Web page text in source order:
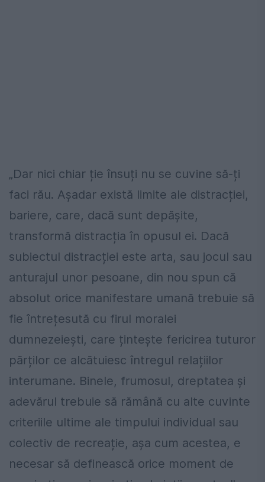
„Dar nici chiar ție însuți nu se cuvine să-ți
faci rău. Așadar există limite ale distracției,
bariere, care, dacă sunt depășite,
transformă distracția în opusul ei. Dacă
subiectul distracției este arta, sau jocul sau
anturajul unor pesoane, din nou spun că
absolut orice manifestare umană trebuie să
fie întrețesută cu firul moralei
dumnezeiești, care țintește fericirea tuturor
părților ce alcătuiesc întregul relațiilor
interumane. Binele, frumosul, dreptatea și
adevărul trebuie să rămână cu alte cuvinte
criteriile ultime ale timpului individual sau
colectiv de recreație, așa cum acestea, e
necesar să definească orice moment de